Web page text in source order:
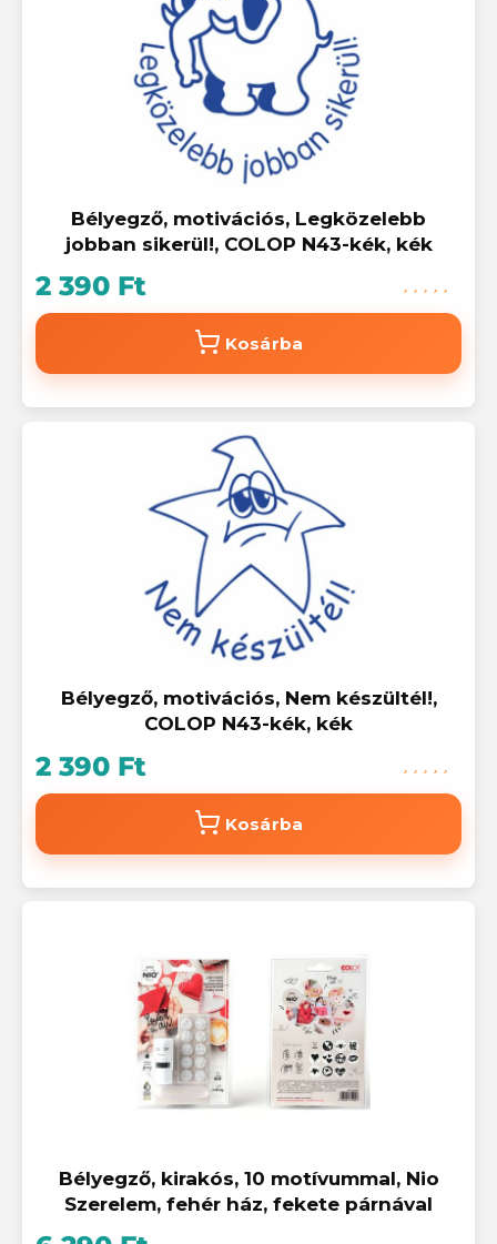
Bélyegző, motivációs, Legközelebb
jobban sikerül!, COLOP N43-kék, kék
2 390 Ft
Kosárba
Bélyegző, motivációs, Nem készültél!,
COLOP N43-kék, kék
2 390 Ft
Kosárba
Bélyegző, kirakós, 10 motívummal, Nio
Szerelem, fehér ház, fekete párnával